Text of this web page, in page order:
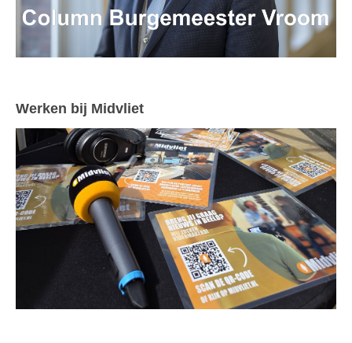
Werken bij Midvliet